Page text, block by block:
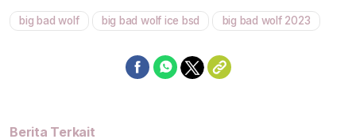
Mute
big bad wolf big bad wolf ice bsd big bad wolf 2023
Berita Terkait